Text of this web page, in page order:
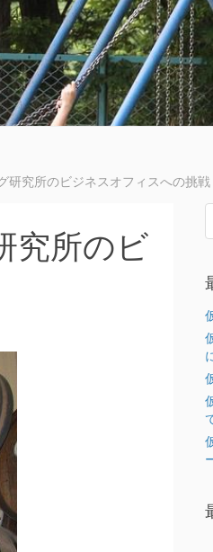
研究所のビジネスオフィスへの挑戦
究所のビ